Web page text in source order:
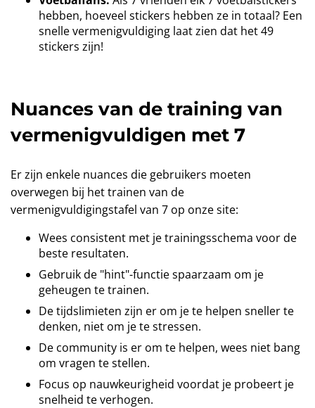
hebben, hoeveel stickers hebben ze in totaal? Een
snelle vermenigvuldiging laat zien dat het 49
stickers zijn!
Nuances van de training van
vermenigvuldigen met 7
Er zijn enkele nuances die gebruikers moeten
overwegen bij het trainen van de
vermenigvuldigingstafel van 7 op onze site:
Wees consistent met je trainingsschema voor de
beste resultaten.
Gebruik de "hint"-functie spaarzaam om je
geheugen te trainen.
De tijdslimieten zijn er om je te helpen sneller te
denken, niet om je te stressen.
De community is er om te helpen, wees niet bang
om vragen te stellen.
Focus op nauwkeurigheid voordat je probeert je
snelheid te verhogen.